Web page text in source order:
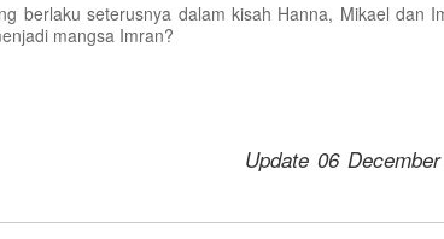
berlaku seterusnya dalam kisah Hanna, Mikael dan
mangsa Imran?
Update 06